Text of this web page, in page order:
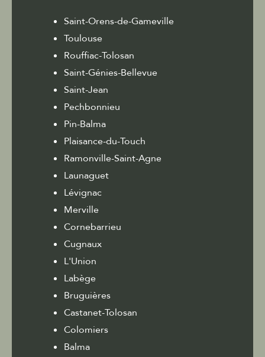
Saint-Orens-de-Gameville
Toulouse
Rouffiac-Tolosan
Saint-Génies-Bellevue
Saint-Jean
Pechbonnieu
Pin-Balma
Plaisance-du-Touch
Ramonville-Saint-Agne
Launaguet
Lévignac
Merville
Cornebarrieu
Cugnaux
L'Union
Labège
Bruguières
Castanet-Tolosan
Colomiers
Balma